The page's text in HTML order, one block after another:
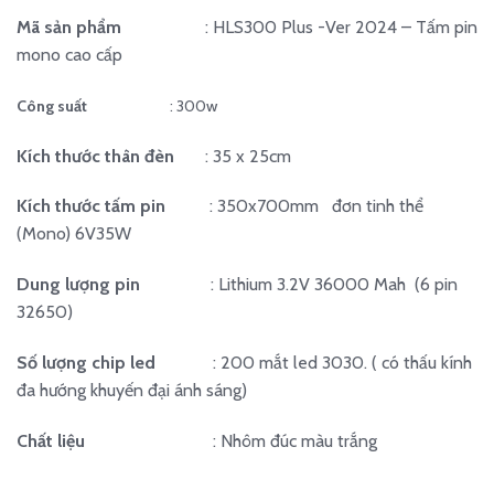
tại
Mã sản phẩm : HLS300 Plus -Ver 2024 – Tấm pin
mono cao cấp
Công suất : 300w
Kích thước thân đèn : 35 x 25cm
Kích thước tấm pin : 350x700mm đơn tinh thể
(Mono) 6V35W
Dung lượng pin : Lithium 3.2V 36000 Mah (6 pin
32650)
Số lượng chip led : 200 mắt led 3030. ( có thấu kính
đa hướng khuyến đại ánh sáng)
Chất liệu : Nhôm đúc màu trắng